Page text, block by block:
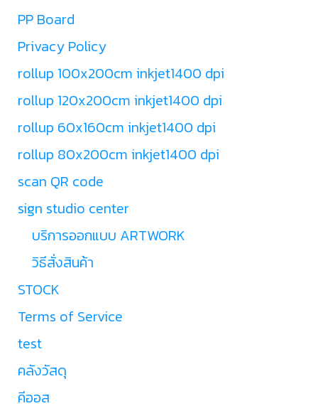
PP Board
Privacy Policy
rollup 100x200cm inkjet1400 dpi
rollup 120x200cm inkjet1400 dpi
rollup 60x160cm inkjet1400 dpi
rollup 80x200cm inkjet1400 dpi
scan QR code
sign studio center
บริการออกแบบ ARTWORK
วิธีสั่งสินค้า
STOCK
Terms of Service
test
คลังวัสดุ
คีออส